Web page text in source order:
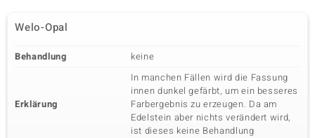
Welo-Opal
Behandlung keine
Erklärung
In manchen Fällen wird die Fassung
innen dunkel gefärbt, um ein besseres
Farbergebnis zu erzeugen. Da am
Edelstein aber nichts verändert wird,
ist dieses keine Behandlung